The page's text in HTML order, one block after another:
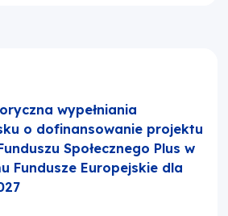
wypełniania
o dofinansowanie projektu
Społecznego Plus w
Fundusze Europejskie dla